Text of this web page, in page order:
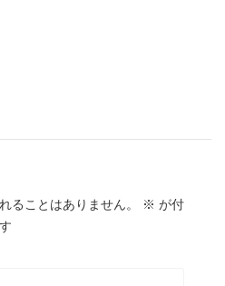
ることはありません。 ※ が付